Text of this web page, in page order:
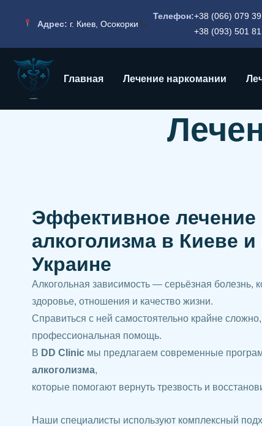
Адрес: г. Киев, Осокорки
Телефон:+38 (066) 079
+38 (093) 501
Главная Лечение наркомании
Эффективное лечение
алкоголизма в Киеве и
Украине
Алкогольная зависимость — серьёзная болезнь,
здоровье, отношения и качество жизни.
Справиться с ней самостоятельно крайне
профессиональная помощь.
В DD Clinic мы предлагаем современные
алкоголизма,
которые помогают вернуть трезвость и
Наши специалисты используют комплексный